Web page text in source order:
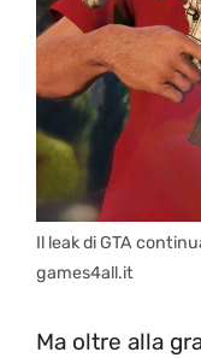
Il leak di GTA
games4all.it
Ma oltre alla